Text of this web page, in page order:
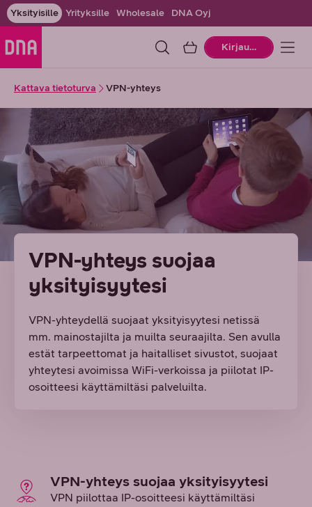
Yksityisille Yrityksille Wholesale DNA Oyj
OstoskoriKirjaudu
Kattava tietoturva VPN-yhteys
VPN-yhteys suojaa
yksityisyytesi
VPN-yhteydellä suojaat yksityisyytesi netissä
mm. mainostajilta ja muilta seuraajilta. Sen avulla
estät tarpeettomat ja haitalliset sivustot, suojaat
yhteytesi avoimissa WiFi-verkoissa ja piilotat IP-
osoitteesi käyttämiltäsi palveluilta.
VPN-yhteys suojaa yksityisyytesi
VPN piilottaa IP-osoitteesi käyttämiltäsi